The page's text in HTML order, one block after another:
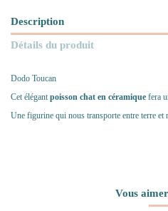
Description
Détails du produit
Dodo Toucan
Cet élégantpoisson chat en céramique fera
Une figurine qui nous transporte entre terre et
Vous